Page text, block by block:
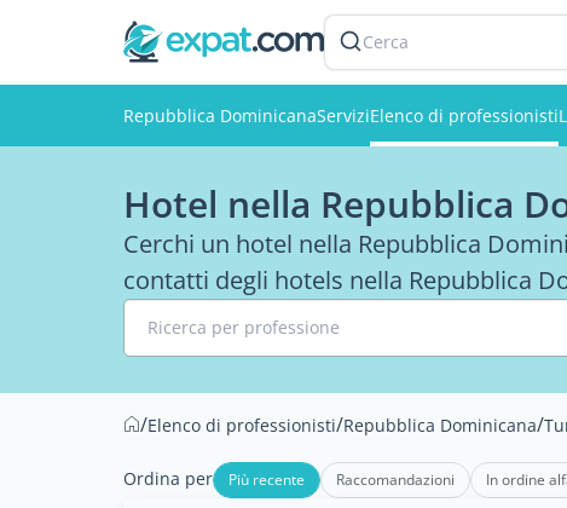
Cerca
Repubblica DominicanaServiziElenco di professionisti
Hotel nella Repubblica
Cerchi un hotel nella Repubblica
contatti degli hotels nella Repubblica
Ricerca per professione
/Elenco di professionisti/Repubblica Dominicana/
Ordina per Più recente Raccomandazioni In ordine